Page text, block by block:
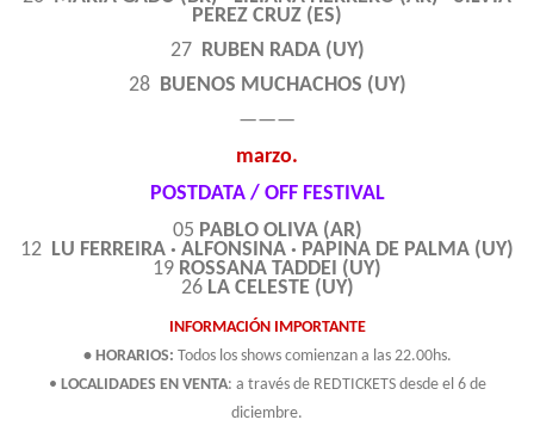
PEREZ CRUZ (ES)
27 RUBEN RADA (UY)
28BUENOS MUCHACHOS (UY)
———
marzo.
POSTDATA / OFF FESTIVAL
05 PABLO OLIVA (AR)
12 LU FERREIRA · ALFONSINA · PAPINA DE PALMA (UY)
19 ROSSANA TADDEI (UY)
26 LA CELESTE (UY)
INFORMACIÓN IMPORTANTE
• HORARIOS: Todos los shows comienzan a las 22.00hs.
• LOCALIDADES EN VENTA: a través de REDTICKETS desde el 6 de
diciembre.